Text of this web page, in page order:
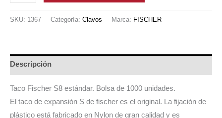
FISCHER
PARA
MM
DE
1000
UNIDADES
SKU: 1367 Categoría: Clavos Marca: FISCHER
Descripción
Taco Fischer S8 estándar. Bolsa de 1000 unidades.
El taco de expansión S de fischer es el original. La fijación de
plástico está fabricado en Nylon de gran calidad y es